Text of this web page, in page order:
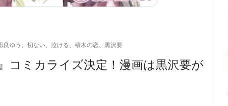
良ゆう 、 切ない、 泣ける、 積木の恋、 黒沢要
コミカライズ決定！漫画は黒沢要が